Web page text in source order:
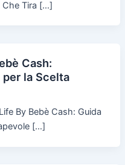
Che Tira […]
Cash:
la Scelta
By Bebè Cash: Guida
[…]